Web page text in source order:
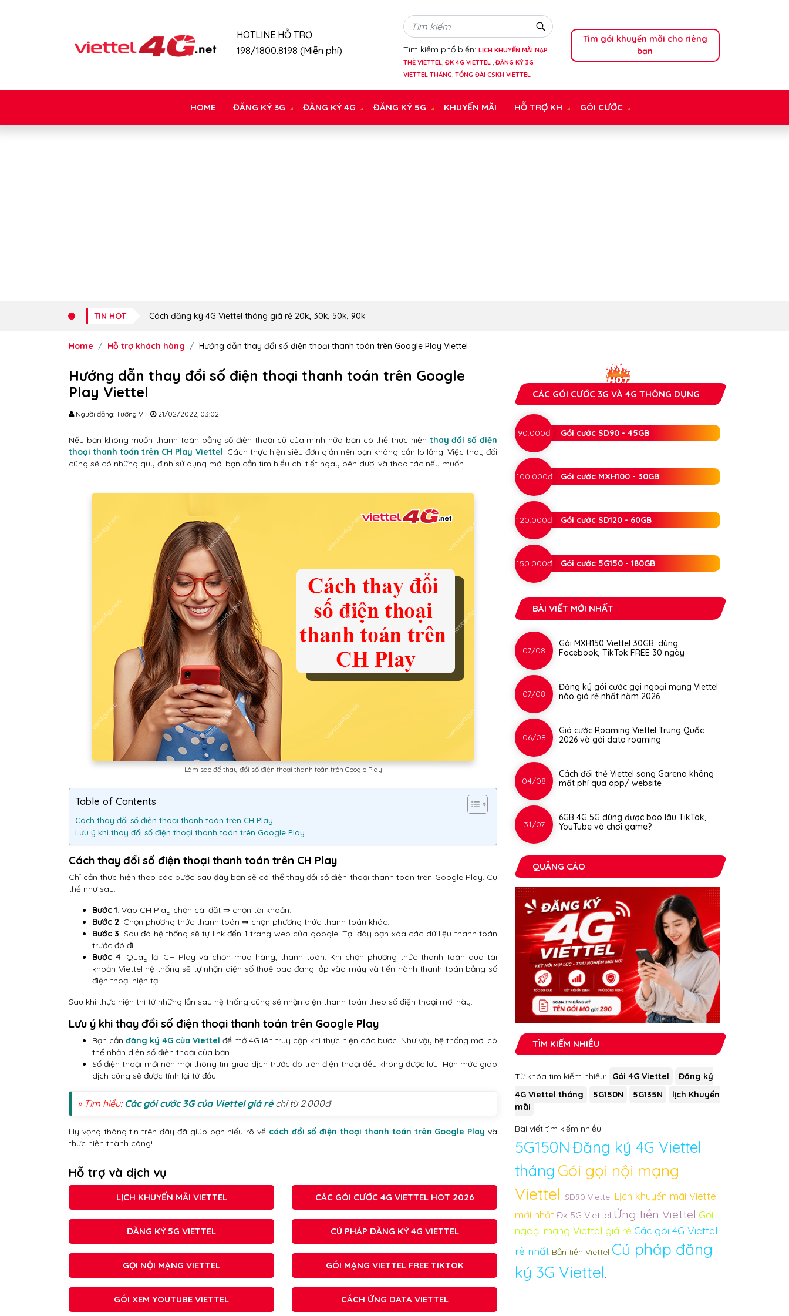
HOTLINE HỖ TRỢ
198/1800.8198 (Miễn phí)
Tìm kiếm phổ biến: LỊCH KHUYẾN MÃI NẠP
THẺ VIETTEL, ĐK 4G VIETTEL , ĐĂNG KÝ 3G
VIETTEL THÁNG, TỔNG ĐÀI CSKH VIETTEL
Tìm gói khuyến mãi cho riêng
bạn
HOME ĐĂNG KÝ 3G ĐĂNG KÝ 4G ĐĂNG KÝ 5G KHUYẾN MÃI HỖ TRỢ KH GÓI CƯỚC
TIN HOT Cách đăng ký 4G Viettel tháng giá rẻ 20k, 30k, 50k, 90k
Home Hỗ trợ khách hàng Hướng dẫn thay đổi số điện thoại thanh toán trên Google Play Viettel
Hướng dẫn thay đổi số điện thoại thanh toán trên Google
Play Viettel
Người đăng: Tường Vi 21/02/2022, 03:02
Nếu bạn không muốn thanh toán bằng số điện thoại cũ của mình nữa bạn có thể thực hiện thay đổi số điện
thoại thanh toán trên CH Play Viettel. Cách thực hiện siêu đơn giản nên bạn không cần lo lắng. Việc thay đổi
cũng sẽ có những quy định sử dụng mới bạn cần tìm hiểu chi tiết ngay bên dưới và thao tác nếu muốn.
Làm sao để thay đổi số điện thoại thanh toán trên Google Play
Table of Contents
Cách thay đổi số điện thoại thanh toán trên CH Play
Lưu ý khi thay đổi số điện thoại thanh toán trên Google Play
Cách thay đổi số điện thoại thanh toán trên CH Play
Chỉ cần thực hiện theo các bước sau đây bạn sẽ có thể thay đổi số điện thoại thanh toán trên Google Play. Cụ
thể như sau:
Bước 1: Vào CH Play chọn cài đặt ⇒ chọn tài khoản.
Bước 2: Chọn phương thức thanh toán ⇒ chọn phương thức thanh toán khác.
Bước 3: Sau đó hệ thống sẽ tự link đến 1 trang web của google. Tại đây bạn xóa các dữ liệu thanh toán
trước đó đi.
Bước 4: Quay lại CH Play và chọn mua hàng, thanh toán. Khi chọn phương thức thanh toán qua tài
khoản Viettel hệ thống sẽ tự nhận diện số thuê bao đang lắp vào máy và tiến hành thanh toán bằng số
điện thoại hiện tại.
Sau khi thực hiện thì từ những lần sau hệ thống cũng sẽ nhận diện thanh toán theo số điện thoại mới này.
Lưu ý khi thay đổi số điện thoại thanh toán trên Google Play
Bạn cần đăng ký 4G của Viettel để mở 4G lên truy cập khi thực hiện các bước. Như vậy hệ thống mới có
thể nhận diện số điện thoại của bạn.
Số điện thoại mới nên mọi thông tin giao dịch trước đó trên điện thoại đều không được lưu. Hạn mức giao
dịch cũng sẽ được tính lại từ đầu.
» Tìm hiểu: Các gói cước 3G của Viettel giá rẻchỉ từ 2.000đ
Hy vọng thông tin trên đây đã giúp bạn hiểu rõ về cách đổi số điện thoại thanh toán trên Google Play và
thực hiện thành công!
Hỗ trợ và dịch vụ
LỊCH KHUYẾN MÃI VIETTEL CÁC GÓI CƯỚC 4G VIETTEL HOT 2026
ĐĂNG KÝ 5G VIETTEL CÚ PHÁP ĐĂNG KÝ 4G VIETTEL
GỌI NỘI MẠNG VIETTEL GÓI MẠNG VIETTEL FREE TIKTOK
GÓI XEM YOUTUBE VIETTEL CÁCH ỨNG DATA VIETTEL
CÁC GÓI CƯỚC 3G VÀ 4G THÔNG DỤNG
90.000đ Gói cước SD90 - 45GB
100.000đ Gói cước MXH100 - 30GB
120.000đ Gói cước SD120 - 60GB
150.000đ Gói cước 5G150 - 180GB
BÀI VIẾT MỚI NHẤT
07/08
Gói MXH150 Viettel 30GB, dùng
Facebook, TikTok FREE 30 ngày
07/08
Đăng ký gói cước gọi ngoại mạng Viettel
nào giá rẻ nhất năm 2026
06/08
Giá cước Roaming Viettel Trung Quốc
2026 và gói data roaming
04/08
Cách đổi thẻ Viettel sang Garena không
mất phí qua app/ website
31/07
6GB 4G 5G dùng được bao lâu TikTok,
YouTube và chơi game?
QUẢNG CÁO
TÌM KIẾM NHIỀU
Từ khóa tìm kiếm nhiều: Gói 4G Viettel
Đăng ký
4G Viettel tháng
5G150N 5G135N
lịch Khuyến
mãi
Bài viết tìm kiếm nhiều:
5G150NĐăng ký 4G Viettel
tháng Gói gọi nội mạng
Viettel SD90 Viettel Lịch khuyến mãi Viettel
mới nhất Đk 5G Viettel Ứng tiền Viettel Gọi
ngoại mạng Viettel giá rẻ Các gói 4G Viettel
rẻ nhất Bắn tiền Viettel Cú pháp đăng
ký 3G Viettel.